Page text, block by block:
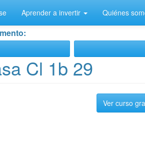
Aprender a invertir Quiénes
Cl 1b 29
Ver curso